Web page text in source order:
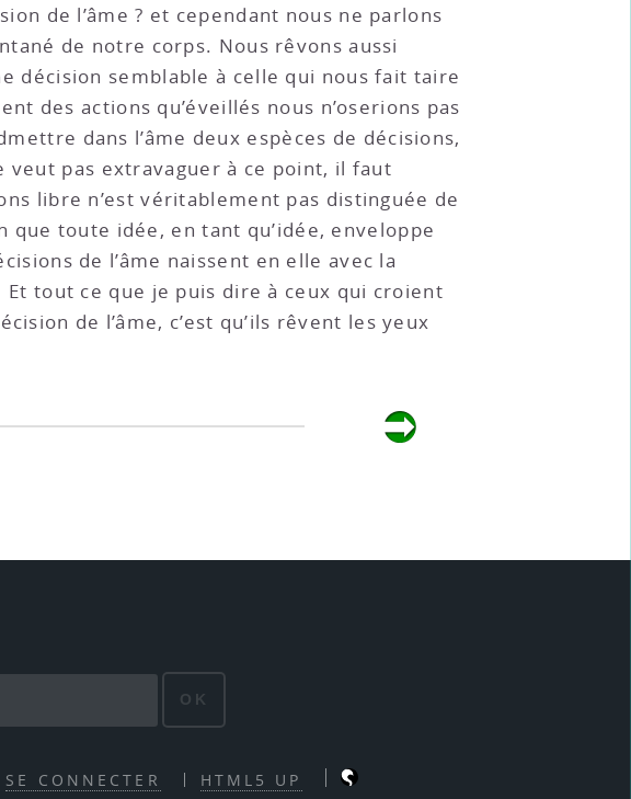
de l’âme ? et cependant nous ne parlons
de notre corps. Nous rêvons aussi
décision semblable à celle qui nous fait taire
des actions qu’éveillés nous n’oserions pas
dans l’âme deux espèces de décisions,
veut pas extravaguer à ce point, il faut
libre n’est véritablement pas distinguée de
que toute idée, en tant qu’idée, enveloppe
de l’âme naissent en elle avec la
tout ce que je puis dire à ceux qui croient
de l’âme, c’est qu’ils rêvent les yeux
OK
SE CONNECTER HTML5 UP